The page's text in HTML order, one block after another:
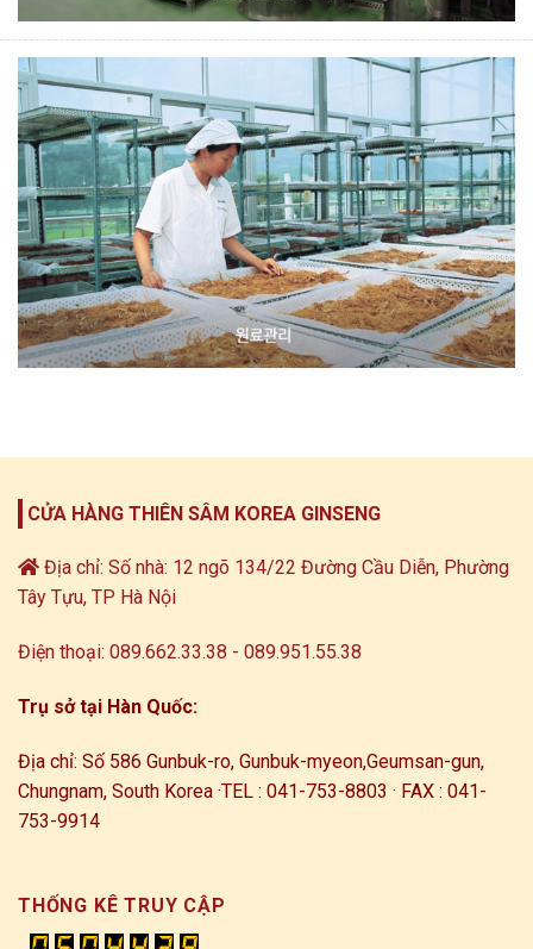
CỬA HÀNG THIÊN SÂM KOREA GINSENG
Địa chỉ: Số nhà: 12 ngõ 134/22 Đường Cầu Diễn, Phường
Tây Tựu, TP Hà Nội
Điện thoại: 089.662.33.38 - 089.951.55.38
Trụ sở tại Hàn Quốc:
Địa chỉ: Số 586 Gunbuk-ro, Gunbuk-myeon,Geumsan-gun,
Chungnam, South Korea ·TEL : 041-753-8803 · FAX : 041-
753-9914
THỐNG KÊ TRUY CẬP